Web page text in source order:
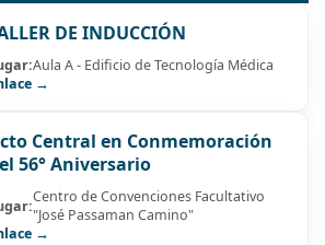
DE INDUCCIÓN
Aula A - Edificio de Tecnología Médica
→
Central en Conmemoración
56° Aniversario
Centro de Convenciones Facultativo
"José Passaman Camino"
→